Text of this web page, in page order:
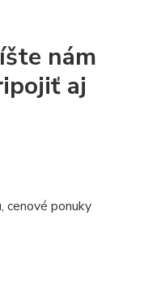
nám
aj
cenové ponuky